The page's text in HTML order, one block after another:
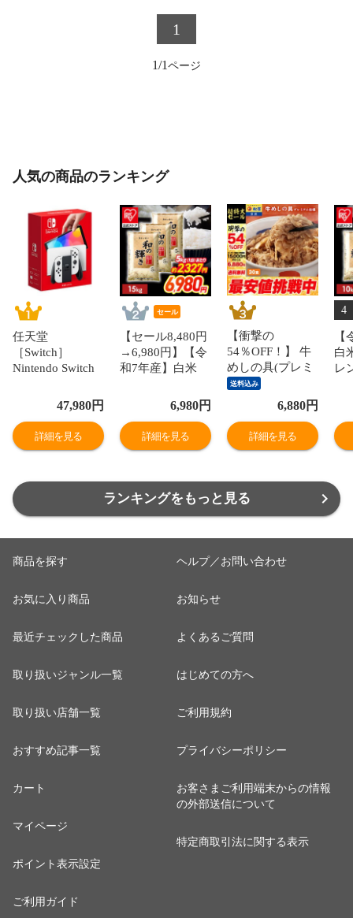
1
1/1
人気の商品のランキング
任天堂
［Switch］
Nintendo Switch
イッチ 本体 有機
ELモデル Joy-
Con(L)/(R)ホワイ
ト NSW ホンタイ
KAAAA
47,980円
詳細を見る
セール
【セール8,480円
→6,980円】【令
和7年産】白米
ド米 15kg 密封新
鮮パック 脱酸素
剤入り 米 お米
低温製法米 アイ
6,980円
詳細を見る
【衝撃の
54％OFF！】 牛
めしの具(プレミ
アム仕様)30個セ
ット 1個当たり
たっぷり135g 冷
凍食品 松屋牛丼
当店のイチオシ
送料込み
6,880円
詳細を見る
4
白
レ
り
製
ランキングをもっと見る
商品を探す
お気に入り商品
最近チェックした商品
取り扱いジャンル一覧
取り扱い店舗一覧
おすすめ記事一覧
カート
マイページ
ポイント表示設定
ご利用ガイド
ヘルプ／お問い合わせ
お知らせ
よくあるご質問
はじめての方へ
ご利用規約
プライバシーポリシー
お客さまご利用端末からの情報
の外部送信について
特定商取引法に関する表示